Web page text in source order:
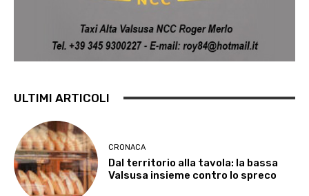
ULTIMI ARTICOLI
CRONACA
Dal territorio alla tavola: la bassa
Valsusa insieme contro lo spreco